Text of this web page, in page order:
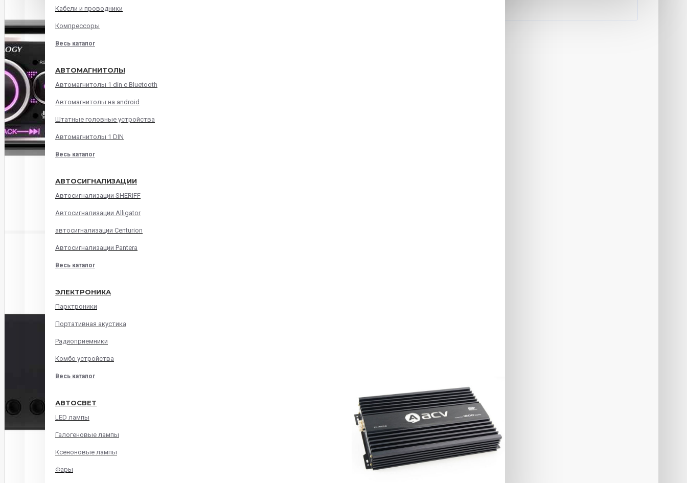
Кабели и проводники
Компрессоры
Весь каталог
АВТОМАГНИТОЛЫ
Автомагнитолы 1 din с Bluetooth
Автомагнитолы на android
Штатные головные устройства
Автомагнитолы 1 DIN
Весь каталог
АВТОСИГНАЛИЗАЦИИ
Автосигнализации SHERIFF
Автосигнализации Alligator
автосигнализации Centurion
Автосигнализации Pantera
Весь каталог
ЭЛЕКТРОНИКА
Парктроники
Портативная акустика
Радиоприемники
Комбо устройства
Весь каталог
АВТОСВЕТ
LED лампы
Галогеновые лампы
Ксеноновые лампы
Фары